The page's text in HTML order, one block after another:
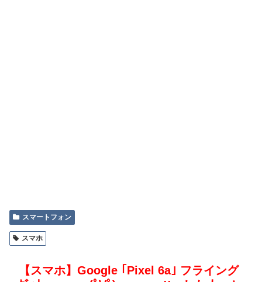
スマートフォン
スマホ
【スマホ】Google ｢Pixel 6a｣ フライング